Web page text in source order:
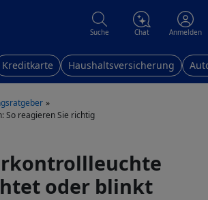
Suche Chat Anmelden
Kreditkarte Haushaltsversicherung
So reagieren Sie richtig
oder blinkt